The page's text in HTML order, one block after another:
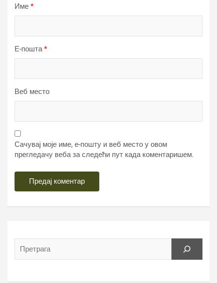
Име *
Е-пошта*
Веб место
Сачувај моје име, е-пошту и веб место у овом
прегледачу веба за следећи пут када коментаришем.